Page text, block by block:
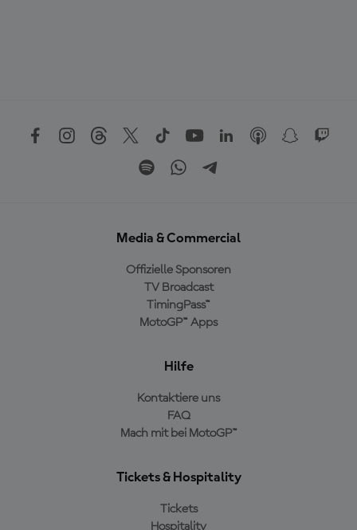
Media & Commercial
Offizielle Sponsoren
TV Broadcast
TimingPass™
MotoGP™ Apps
Hilfe
Kontaktiere uns
FAQ
Mach mit bei MotoGP™
Tickets & Hospitality
Tickets
Hospitality